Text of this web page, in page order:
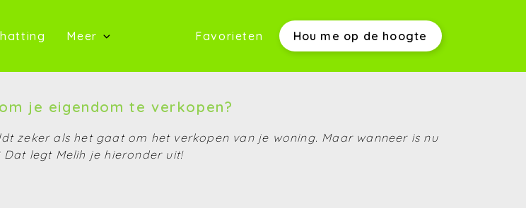
(Online schatting)
Meer
(Onze werkwijze)
(Contact)
(Over ons)
(Referenties)
Favorieten Hou me op de hoogte
je eigendom te verkopen?
zeker als het gaat om het verkopen van je woning. Maar wanneer is nu
legt Melih je hieronder uit!